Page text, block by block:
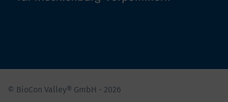
© BioCon Valley® GmbH - 2026